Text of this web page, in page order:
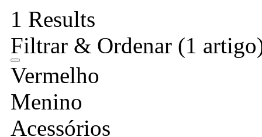
1 Results
Filtrar & Ordenar (1
Vermelho
Menino
Acessórios